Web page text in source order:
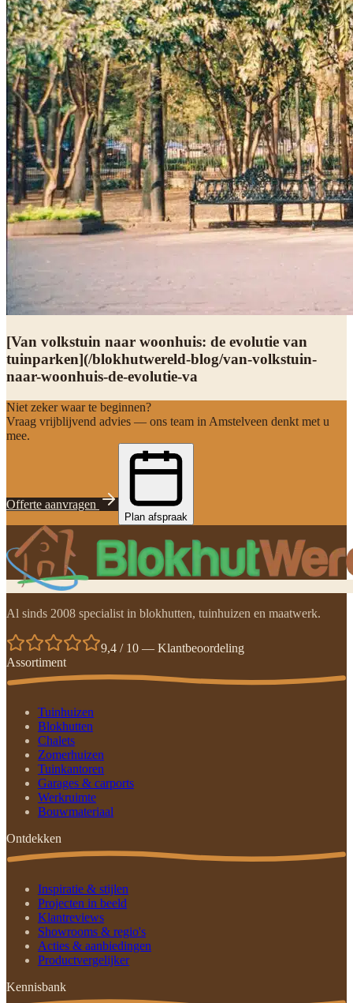
[Van volkstuin naar woonhuis: de evolutie van
tuinparken](/blokhutwereld-blog/van-volkstuin-
naar-woonhuis-de-evolutie-va
Niet zeker waar te beginnen?
Vraag vrijblijvend advies — ons team in Amstelveen denkt met u
mee.
Offerte aanvragen
Plan afspraak
Al sinds 2008 specialist in blokhutten, tuinhuizen en maatwerk.
9,4 / 10 — Klantbeoordeling
Assortiment
Tuinhuizen
Blokhutten
Chalets
Zomerhuizen
Tuinkantoren
Garages & carports
Werkruimte
Bouwmateriaal
Ontdekken
Inspiratie & stijlen
Projecten in beeld
Klantreviews
Showrooms & regio's
Acties & aanbiedingen
Productvergelijker
Kennisbank